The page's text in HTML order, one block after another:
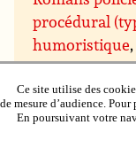
procédural
humoristique
Romans noirs
psychologique
espionnage
Ce site utilise des
de mesure d’audience.
En poursuivant votre